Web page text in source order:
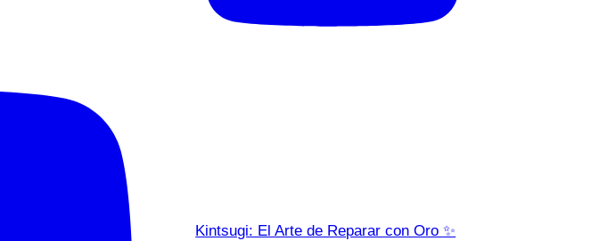
Kintsugi: El Arte de Reparar con Oro ✨